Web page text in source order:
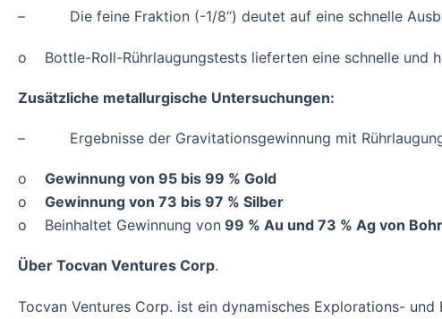
– Die feine Fraktion (-1/8“) deutet auf eine schnelle
o Bottle-Roll-Rührlaugungstests lieferten eine schnelle und
Zusätzliche metallurgische Untersuchungen:
– Ergebnisse der Gravitationsgewinnung mit
o Gewinnung von 95 bis 99 % Gold
o Gewinnung von 73 bis 97 % Silber
o Beinhaltet Gewinnung von 99 % Au und 73 % Ag von
Über Tocvan Ventures Corp.
Tocvan Ventures Corp. ist ein dynamisches Explorations-